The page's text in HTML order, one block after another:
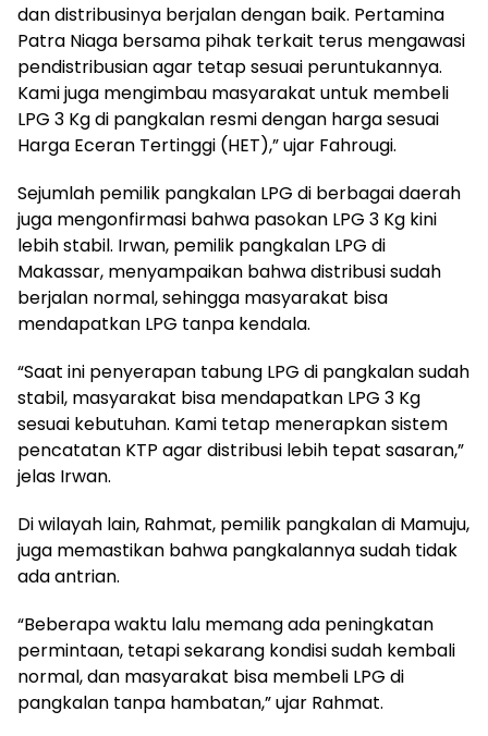
dan distribusinya berjalan dengan baik. Pertamina
Patra Niaga bersama pihak terkait terus mengawasi
pendistribusian agar tetap sesuai peruntukannya.
Kami juga mengimbau masyarakat untuk membeli
LPG 3 Kg di pangkalan resmi dengan harga sesuai
Harga Eceran Tertinggi (HET),” ujar Fahrougi.
Sejumlah pemilik pangkalan LPG di berbagai daerah
juga mengonfirmasi bahwa pasokan LPG 3 Kg kini
lebih stabil. Irwan, pemilik pangkalan LPG di
Makassar, menyampaikan bahwa distribusi sudah
berjalan normal, sehingga masyarakat bisa
mendapatkan LPG tanpa kendala.
“Saat ini penyerapan tabung LPG di pangkalan sudah
stabil, masyarakat bisa mendapatkan LPG 3 Kg
sesuai kebutuhan. Kami tetap menerapkan sistem
pencatatan KTP agar distribusi lebih tepat sasaran,”
jelas Irwan.
Di wilayah lain, Rahmat, pemilik pangkalan di Mamuju,
juga memastikan bahwa pangkalannya sudah tidak
ada antrian.
“Beberapa waktu lalu memang ada peningkatan
permintaan, tetapi sekarang kondisi sudah kembali
normal, dan masyarakat bisa membeli LPG di
pangkalan tanpa hambatan,” ujar Rahmat.